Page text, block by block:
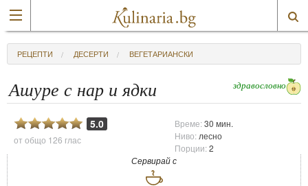
РЕЦЕПТИ ДЕСЕРТИ ВЕГЕТАРИАНСКИ
Ашуре с нар и ядки здравословно
5.0
от общо 126 глас
Време:30 мин.
Ниво: лесно
Порции:2
Сервирай с